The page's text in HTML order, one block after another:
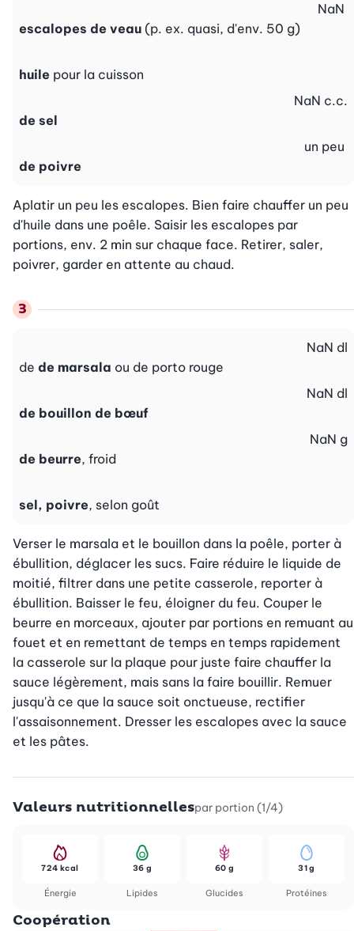
escalopes de veau (p. ex. quasi, d'env. 50 g)
NaN
huile pour la cuisson
de sel
NaN c.c.
de poivre
un peu
Aplatir un peu les escalopes. Bien faire chauffer un peu
d'huile dans une poêle. Saisir les escalopes par
portions, env. 2 min sur chaque face. Retirer, saler,
poivrer, garder en attente au chaud.
de de marsala ou de porto rouge
NaN dl
de bouillon de bœuf
NaN dl
de beurre, froid
NaN g
sel, poivre, selon goût
Verser le marsala et le bouillon dans la poêle, porter à
ébullition, déglacer les sucs. Faire réduire le liquide de
moitié, filtrer dans une petite casserole, reporter à
ébullition. Baisser le feu, éloigner du feu. Couper le
beurre en morceaux, ajouter par portions en remuant au
fouet et en remettant de temps en temps rapidement
la casserole sur la plaque pour juste faire chauffer la
sauce légèrement, mais sans la faire bouillir. Remuer
jusqu'à ce que la sauce soit onctueuse, rectifier
l'assaisonnement. Dresser les escalopes avec la sauce
et les pâtes.
Valeurs nutritionnellespar portion (1/4)
Énergie
724 kcal
Lipides
36 g
Glucides
60 g
Protéines
31 g
Coopération